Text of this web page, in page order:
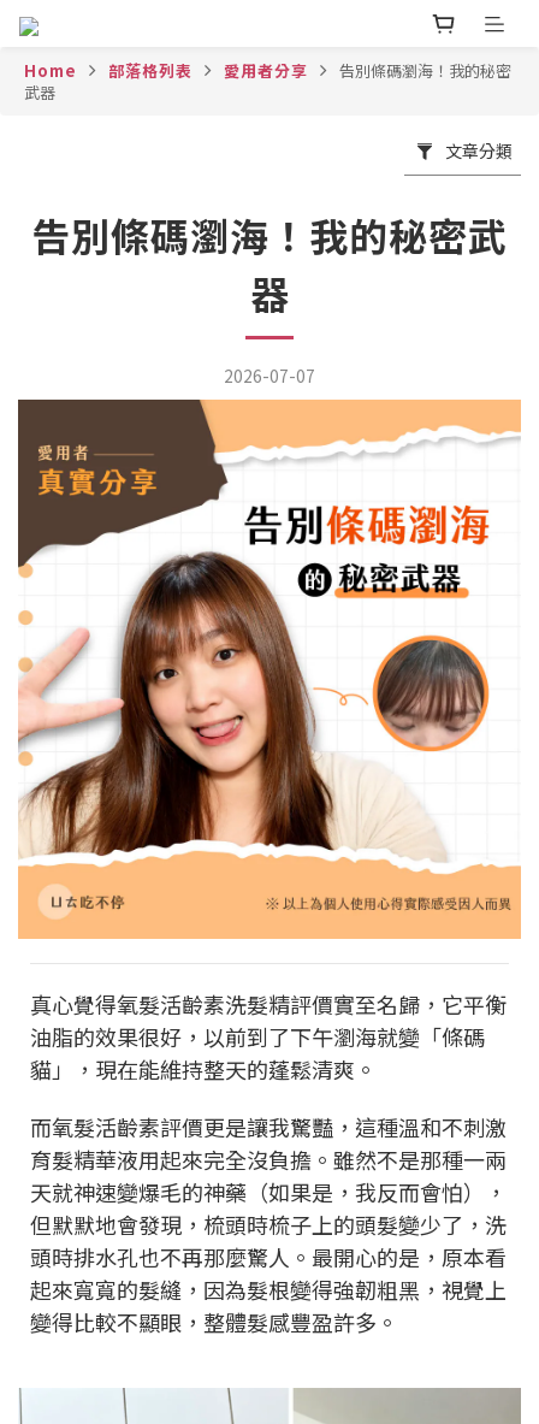
Home 部落格列表 愛用者分享
告別條碼瀏海！我的秘密
武器
文章分類
告別條碼瀏海！我的秘密武
器
2026-07-07
真心覺得氧髮活齡素洗髮精評價實至名歸，它平衡
油脂的效果很好，以前到了下午瀏海就變「條碼
貓」，現在能維持整天的蓬鬆清爽。
而氧髮活齡素評價更是讓我驚豔，這種溫和不刺激
育髮精華液用起來完全沒負擔。雖然不是那種一兩
天就神速變爆毛的神藥（如果是，我反而會怕），
但默默地會發現，梳頭時梳子上的頭髮變少了，洗
頭時排水孔也不再那麼驚人。最開心的是，原本看
起來寬寬的髮縫，因為髮根變得強韌粗黑，視覺上
變得比較不顯眼，整體髮感豐盈許多。